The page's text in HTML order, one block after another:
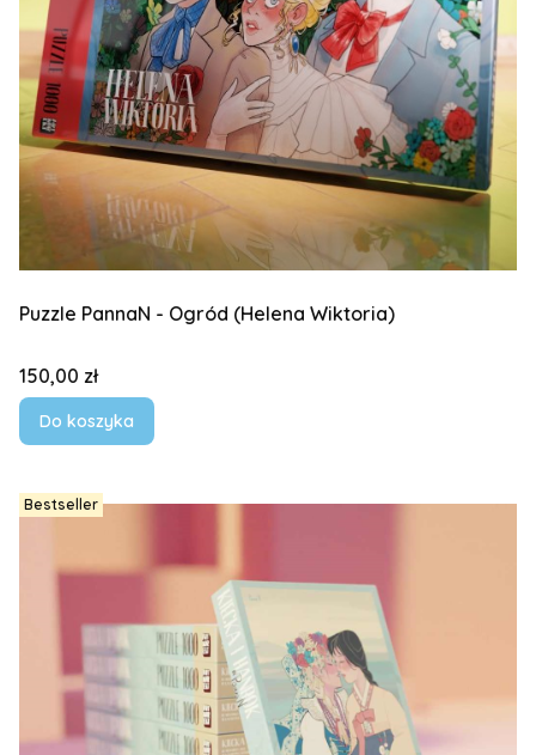
Puzzle PannaN - Ogród (Helena Wiktoria)
Cena
150,00 zł
Do koszyka
Bestseller